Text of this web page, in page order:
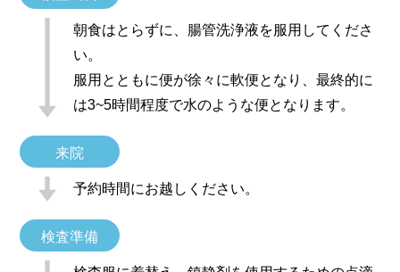
朝食はとらずに、腸管洗浄液を服用してくださ
い。
服用とともに便が徐々に軟便となり、最終的に
は3~5時間程度で水のような便となります。
来院
予約時間にお越しください。
検査準備